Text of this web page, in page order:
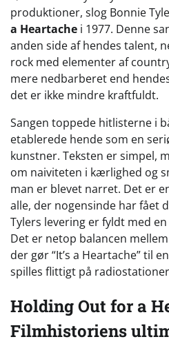
produktioner, slog Bonnie
a Heartache i 1977. Denne
anden side af hendes talent,
rock med elementer af
mere nedbarberet end
det er ikke mindre kraftfuldt.
Sangen toppede hitlisterne i
etablerede hende som en
kunstner. Teksten er simpel,
om naiviteten i kærlighed og
man er blevet narret. Det er
alle, der nogensinde har fået
Tylers levering er fyldt med
Det er netop balancen
der gør “It’s a Heartache” til
spilles flittigt på
Holding Out for a
Filmhistoriens